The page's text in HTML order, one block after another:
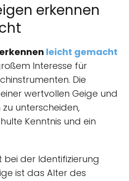
erkennen
leicht gemacht
Interesse für
Die
wertvollen Geige und
unterscheiden,
Kenntnis und ein
bei der Identifizierung
ist das Alter des